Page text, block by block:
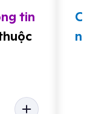
tin